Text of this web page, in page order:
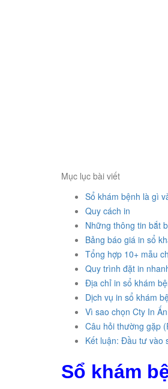
Mục lục bài viết
Sổ khám bệnh là gì
Quy cách in
Những thông tin bắt
Bảng báo giá in sổ
Tổng hợp 10+ mẫu
Quy trình đặt in
Địa chỉ in sổ khám
Dịch vụ in sổ khám
Vì sao chọn Cty In
Câu hỏi thường gặp
Kết luận: Đầu tư vào
Sổ khám